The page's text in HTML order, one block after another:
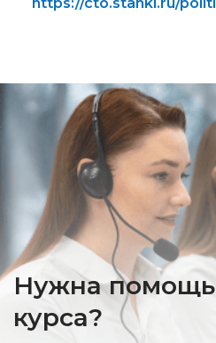
Нужна
курса?